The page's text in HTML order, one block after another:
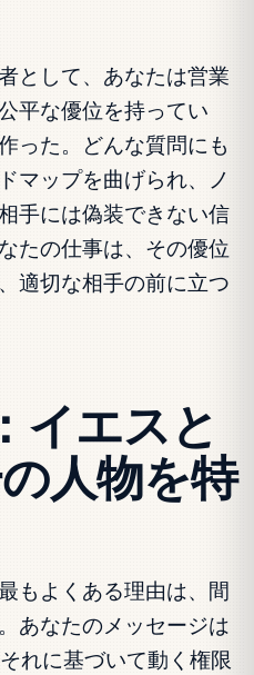
として、あなたは営業
平な優位を持ってい
った。どんな質問にも
マップを曲げられ、ノ
手には偽装できない信
たの仕事は、その優位
適切な相手の前に立つ
イエスと
人物を特
もよくある理由は、間
あなたのメッセージは
れに基づいて動く権限